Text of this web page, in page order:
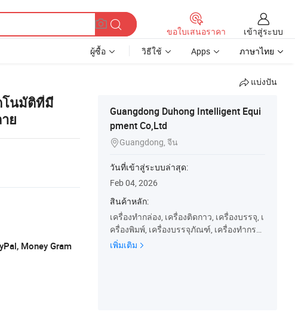
ขอใบเสนอราคา
เข้าสู่ระบบ
ผู้ซื้อ วิธีใช้ Apps ภาษาไทย
แบ่งปัน
โนมัติที่มี
ย
Money Gram
Guangdong Duhong Intelligent Equi
pment Co,Ltd
Guangdong, จีน
วันที่เข้าสู่ระบบล่าสุด:
Feb 04, 2026
สินค้าหลัก:
เครื่องทำกล่อง, เครื่องติดกาว, เครื่องบรรจุ, เ
ครื่องพิมพ์, เครื่องบรรจุภัณฑ์, เครื่องทำกระ
ดาษ
เพิ่มเติม